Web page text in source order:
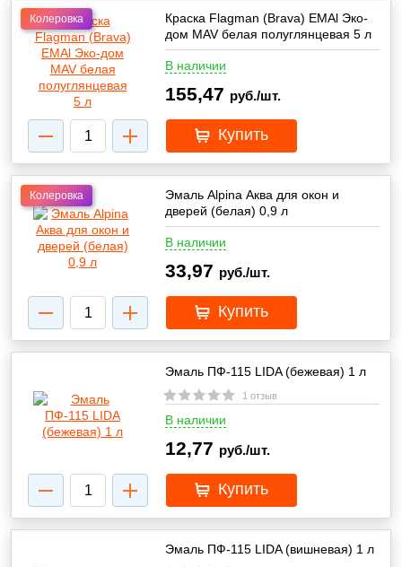
Колеровка
Краска Flagman (Brava) EMAl Эко-
дом MAV белая полуглянцевая 5 л
В наличии
155,47 руб./шт.
Купить
Колеровка
Эмаль Alpina Аква для окон и
дверей (белая) 0,9 л
В наличии
33,97 руб./шт.
Купить
Эмаль ПФ-115 LIDA (бежевая) 1 л
1 отзыв
В наличии
12,77 руб./шт.
Купить
Эмаль ПФ-115 LIDA (вишневая) 1 л